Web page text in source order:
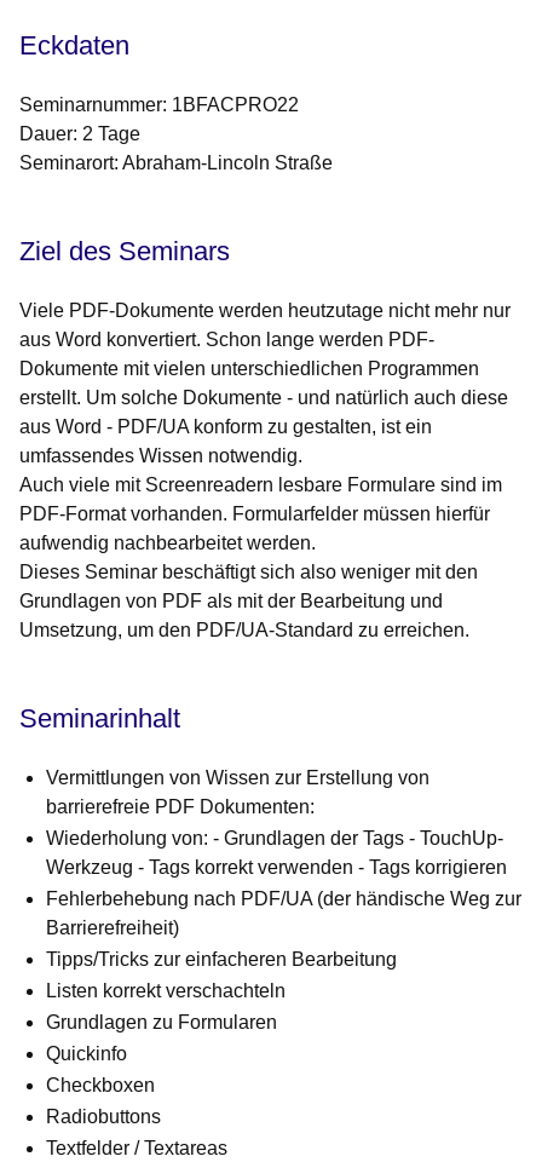
Eckdaten
Seminarnummer: 1BFACPRO22
Dauer: 2 Tage
Seminarort: Abraham-Lincoln Straße
Ziel des Seminars
Viele PDF-Dokumente werden heutzutage nicht mehr nur
aus Word konvertiert. Schon lange werden PDF-
Dokumente mit vielen unterschiedlichen Programmen
erstellt. Um solche Dokumente - und natürlich auch diese
aus Word - PDF/UA konform zu gestalten, ist ein
umfassendes Wissen notwendig.
Auch viele mit Screenreadern lesbare Formulare sind im
PDF-Format vorhanden. Formularfelder müssen hierfür
aufwendig nachbearbeitet werden.
Dieses Seminar beschäftigt sich also weniger mit den
Grundlagen von PDF als mit der Bearbeitung und
Umsetzung, um den PDF/UA-Standard zu erreichen.
Seminarinhalt
Vermittlungen von Wissen zur Erstellung von
barrierefreie PDF Dokumenten:
Wiederholung von: - Grundlagen der Tags - TouchUp-
Werkzeug - Tags korrekt verwenden - Tags korrigieren
Fehlerbehebung nach PDF/UA (der händische Weg zur
Barrierefreiheit)
Tipps/Tricks zur einfacheren Bearbeitung
Listen korrekt verschachteln
Grundlagen zu Formularen
Quickinfo
Checkboxen
Radiobuttons
Textfelder / Textareas